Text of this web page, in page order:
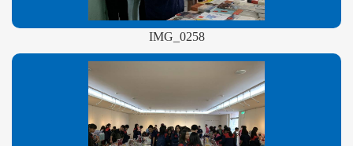
IMG_0258